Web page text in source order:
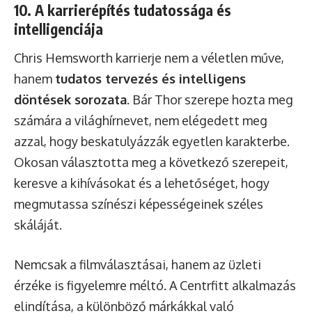
10. A karrierépítés tudatossága és
intelligenciája
Chris Hemsworth karrierje nem a véletlen műve,
hanem tudatos tervezés és intelligens
döntések sorozata. Bár Thor szerepe hozta meg
számára a világhírnevet, nem elégedett meg
azzal, hogy beskatulyázzák egyetlen karakterbe.
Okosan választotta meg a következő szerepeit,
keresve a kihívásokat és a lehetőséget, hogy
megmutassa színészi képességeinek széles
skáláját.
Nemcsak a filmválasztásai, hanem az üzleti
érzéke is figyelemre méltó. A Centrfitt alkalmazás
elindítása, a különböző márkákkal való